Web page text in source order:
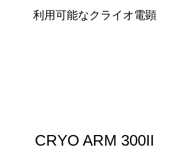
利用可能なクライオ電顕
CRYO ARM 300II